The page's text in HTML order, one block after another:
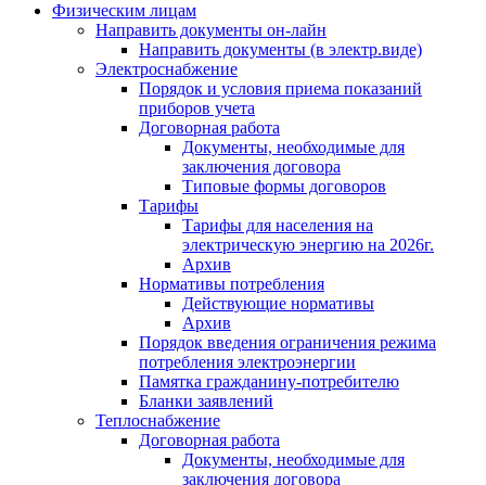
Физическим лицам
Направить документы он-лайн
Направить документы (в электр.виде)
Электроснабжение
Порядок и условия приема показаний
приборов учета
Договорная работа
Документы, необходимые для
заключения договора
Типовые формы договоров
Тарифы
Тарифы для населения на
электрическую энергию на 2026г.
Архив
Нормативы потребления
Действующие нормативы
Архив
Порядок введения ограничения режима
потребления электроэнергии
Памятка гражданину-потребителю
Бланки заявлений
Теплоснабжение
Договорная работа
Документы, необходимые для
заключения договора